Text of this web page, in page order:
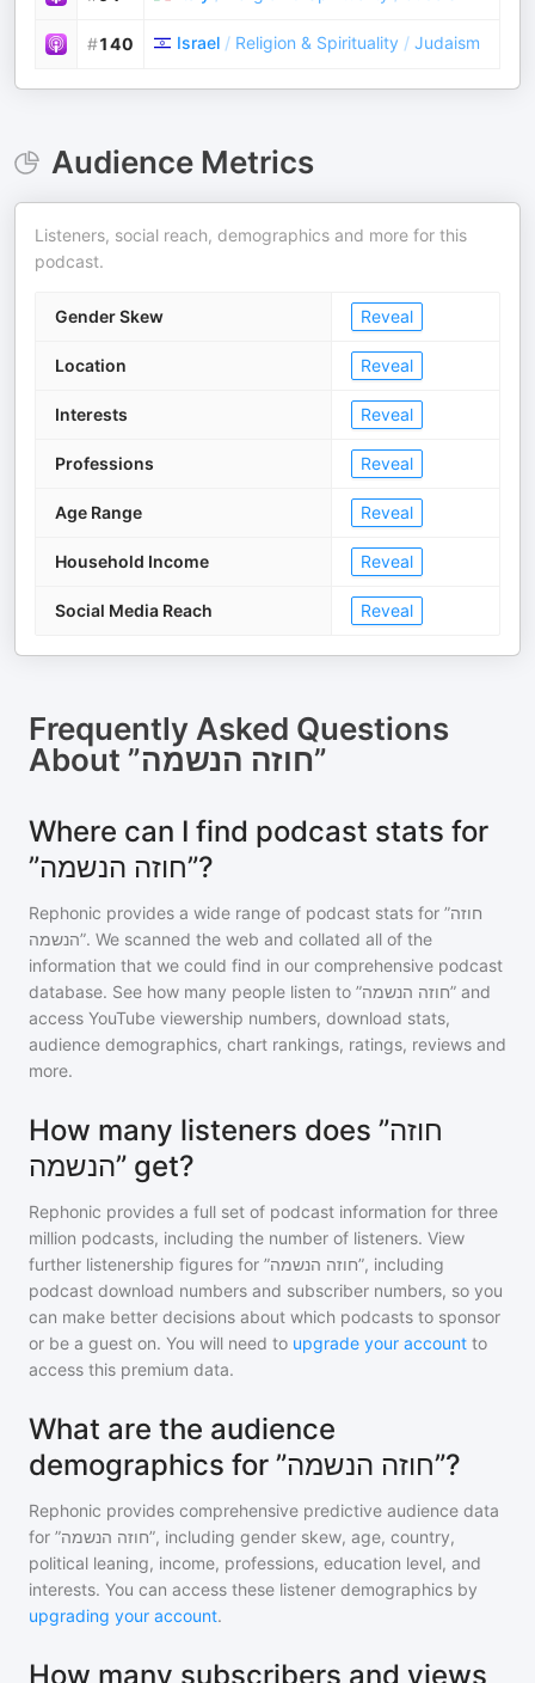
#140 Israel / Religion & Spirituality / Judaism
Audience Metrics
Listeners, social reach, demographics and more for this
podcast.
Gender Skew Reveal
Location Reveal
Interests Reveal
Professions Reveal
Age Range Reveal
Household Income Reveal
Social Media Reach Reveal
Frequently Asked Questions
About
”חוזה הנשמה”
Where can I find podcast stats for
”חוזה הנשמה”?
Rephonic provides a wide range of podcast stats for ”חוזה
הנשמה”. We scanned the web and collated all of the
information that we could find in our comprehensive podcast
database. See how many people listen to
”חוזה הנשמה” and
access YouTube viewership numbers, download stats,
audience demographics, chart rankings, ratings, reviews and
more.
How many listeners does ”חוזה
הנשמה” get?
Rephonic provides a full set of podcast information for three
million podcasts, including the number of listeners. View
further listenership figures for
”חוזה הנשמה”, including
podcast download numbers and subscriber numbers, so you
can make better decisions about which podcasts to sponsor
or be a guest on. You will need to upgrade your account to
access this premium data.
What are the audience
demographics for ”חוזה הנשמה”?
Rephonic provides comprehensive predictive audience data
for
”חוזה הנשמה”, including gender skew, age, country,
political leaning, income, professions, education level, and
interests. You can access these listener demographics by
upgrading your account.
How many subscribers and views